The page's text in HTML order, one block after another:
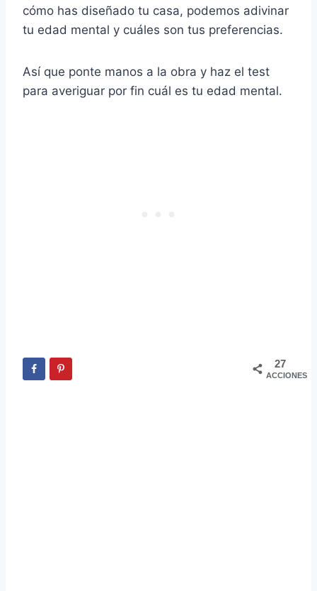
cómo has diseñado tu casa, podemos adivinar
tu edad mental y cuáles son tus preferencias.
Así que ponte manos a la obra y haz el test
para averiguar por fin cuál es tu edad mental.
27
ACCIONES